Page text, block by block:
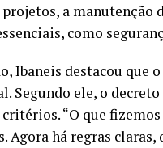
a manutenção
como
Ibaneis destacou
Segundo ele, o
“O que
Agora há regras